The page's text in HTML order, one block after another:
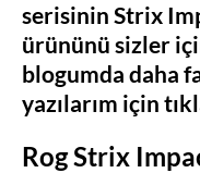
serisinin Strix
ürününü sizler
blogumda daha
yazılarım için
Rog Strix